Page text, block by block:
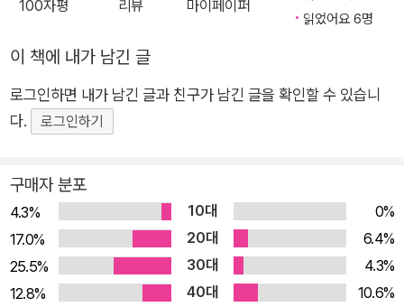
아들의 갈깃머리도(「그 여름 범고래」) 손에 닿을 듯하다. 그런데
“머리카락이 젖을 때부터 상상은 시작되”는데 “손바닥이 간질거
리”는 정도에서 그치지 않고 “한 생의 비를 하룻밤에 맞”아 “깊
이 잠들었던 영혼의 난소를 깨”어나게 한다.(「예감」) 또는 식탁에
서 작은 호두를 쥐고 있다가 “호두 한 알은 애초에 천왕성만
딱해”져(「호두 생각」) 지금만 한 것일지도 모른다며 시인의 상상
력은 태양계 끝까지 한달음에 다녀온다. 심심하면 “빙산을 문진
으로 써”서 그림을 그리며 밤을 지새는(「수묵화」) 시인에게 초월
은 일상이다. 산책이라도 나가는 것처럼 가벼운 보폭으로 차원을
뛰어넘는다. 단어의 뜻 하나 때문에 난생처음 강변을 뒹굴며 싸운
100자평 리뷰 마이페이퍼
읽었어요 6명
이 책에 내가 남긴 글
로그인하면 내가 남긴 글과 친구가 남긴 글을 확인할 수 있습니
다.
로그인하기
구매자 분포
4.3% 10대
0%
17.0%
20대
6.4%
25.5%
30대
4.3%
12.8%
40대
10.6%